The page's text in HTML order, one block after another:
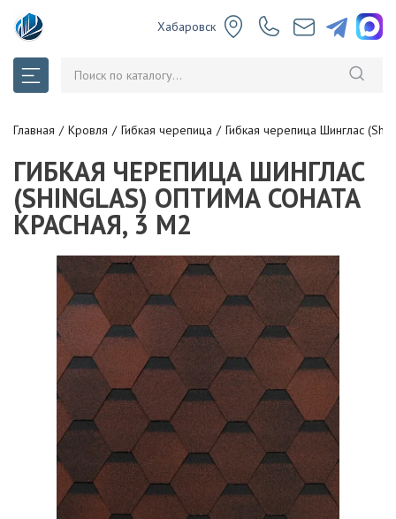
Хабаровск
Главная Кровля Гибкая черепица Гибкая черепица Шинглас
ГИБКАЯ ЧЕРЕПИЦА ШИНГЛАС
(SHINGLAS) ОПТИМА СОНАТА
КРАСНАЯ, 3 М2